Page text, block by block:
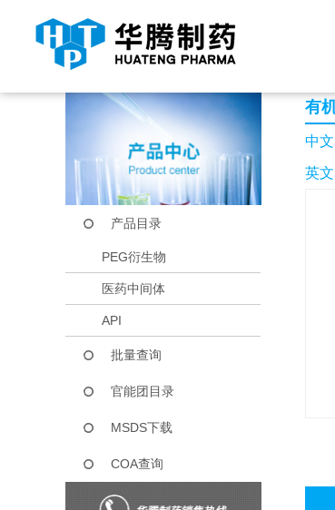
当前位置： 首页 产品中心 2,2-
产品目录
PEG衍生物
医药中间体
API
批量查询
官能团目录
MSDS下载
COA查询
有
中
英